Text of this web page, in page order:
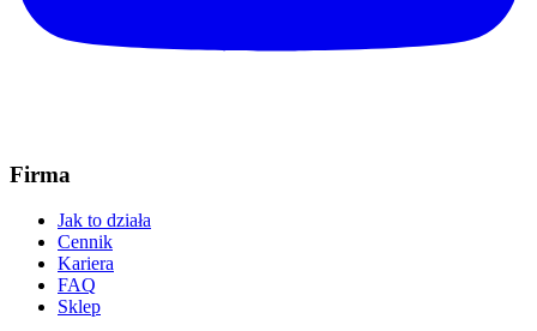
Firma
Jak to działa
Cennik
Kariera
FAQ
Sklep